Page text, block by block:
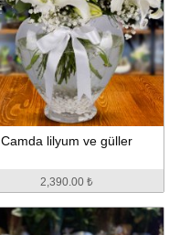
Camda lilyum ve güller
2,390.00 ₺